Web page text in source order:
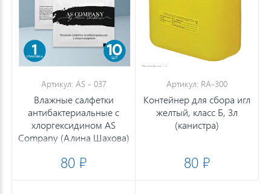
Артикул: AS - 037
Влажные салфетки
антибактериальные с
хлоргексидином AS
Company (Алина Шахова)
80 ₽
Артикул: RA-300
Контейнер для сбора игл
желтый, класс Б, 3л
(канистра)
80 ₽